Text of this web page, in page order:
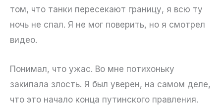
том, что танки пересекают границу, я всю ту
ночь не спал. Я не мог поверить, но я смотрел
видео.
Понимал, что ужас. Во мне потихоньку
закипала злость. Я был уверен, на самом деле,
что это начало конца путинского правления.